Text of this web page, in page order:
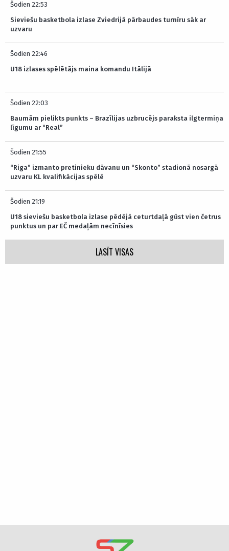
Šodien 22:53
Sieviešu basketbola izlase Zviedrijā pārbaudes turnīru sāk ar
uzvaru
Šodien 22:46
U18 izlases spēlētājs maina komandu Itālijā
Šodien 22:03
Baumām pielikts punkts – Brazīlijas uzbrucējs paraksta ilgtermiņa
līgumu ar “Real”
Šodien 21:55
“Riga” izmanto pretinieku dāvanu un “Skonto” stadionā nosargā
uzvaru KL kvalifikācijas spēlē
Šodien 21:19
U18 sieviešu basketbola izlase pēdējā ceturtdaļā gūst vien četrus
punktus un par EČ medaļām necīnīsies
LASĪT VISAS